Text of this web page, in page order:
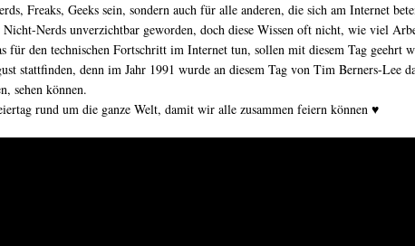
Freaks, Geeks sein, sondern auch für alle anderen, die sich am Internet
Nerds unverzichtbar geworden, doch diese Wissen oft nicht, wie viel
für den technischen Fortschritt im Internet tun, sollen mit diesem Tag geehrt
stattfinden, denn im Jahr 1991 wurde an diesem Tag von Tim Berners-Lee
sehen können.
rund um die ganze Welt, damit wir alle zusammen feiern können ♥